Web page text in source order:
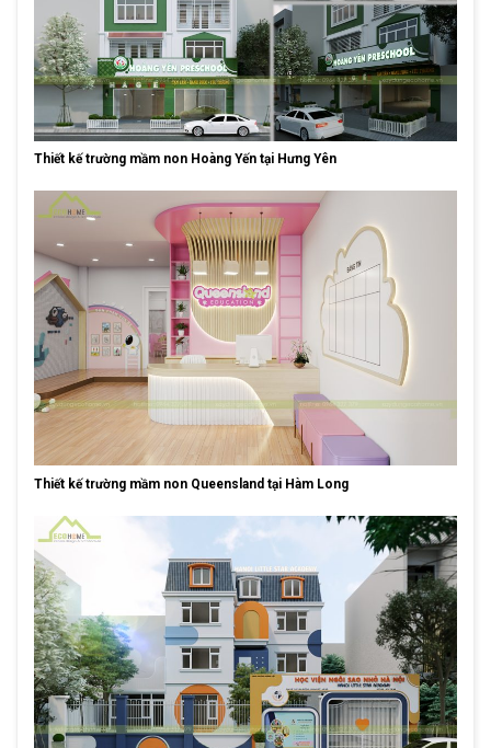
Thiết kế trường mầm non Hoàng Yến tại Hưng Yên
Thiết kế trường mầm non Queensland tại Hàm Long